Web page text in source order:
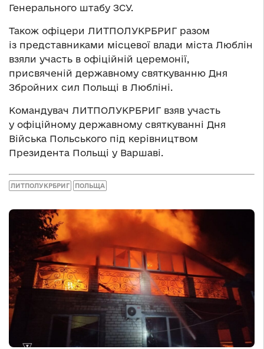
Генерального штабу ЗСУ.
Також офіцери ЛИТПОЛУКРБРИГ разом
із представниками місцевої влади міста Люблін
взяли участь в офіційній церемонії,
присвяченій державному святкуванню Дня
Збройних сил Польщі в Любліні.
Командувач ЛИТПОЛУКРБРИГ взяв участь
у офіційному державному святкуванні Дня
Війська Польського під керівництвом
Президента Польщі у Варшаві.
ЛИТПОЛУКРБРИГ ПОЛЬЩА